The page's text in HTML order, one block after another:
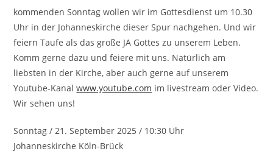
kommenden Sonntagwollen wir im Gottesdienst um 10.30
Uhr in der Johanneskirche dieser Spur nachgehen. Und wir
feiern Taufe als das große JA Gottes zu unserem Leben.
Komm gerne dazu und feiere mit uns. Natürlich am
liebsten in der Kirche, aber auch gerne auf unserem
Youtube-Kanalwww.youtube.com im livestream oder Video.
Wir sehen uns!
Sonntag / 21. September 2025 / 10:30 Uhr
Johanneskirche Köln-Brück